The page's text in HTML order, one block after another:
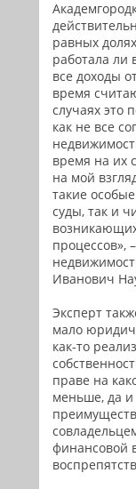
равных
работала ли
все доходы
время
случаях это
как не все
время на их
на мой
такие
суды, так и
процессов»,
Иванович
Эксперт
мало
как-то
праве на
меньше, да и
финансовой